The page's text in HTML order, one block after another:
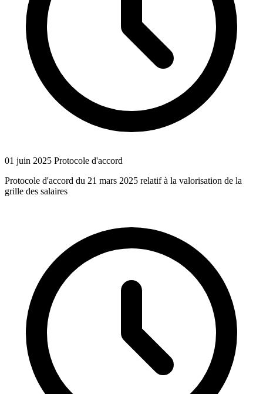
01 juin 2025 Protocole d'accord
Protocole d'accord du 21 mars 2025 relatif à la valorisation de la
grille des salaires